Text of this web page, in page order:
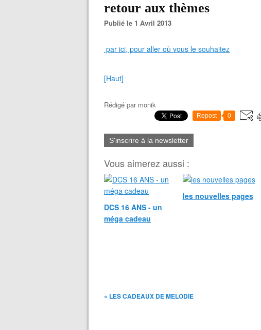
retour aux thèmes
Publié le 1 Avril 2013
par ici, pour aller où vous le souhaitez
[Haut]
Rédigé par monik
Repost 0
S'inscrire à la newsletter
Vous aimerez aussi :
DCS 16 ANS - un
méga cadeau
les nouvelles pages
« LES CADEAUX DE MELODIE